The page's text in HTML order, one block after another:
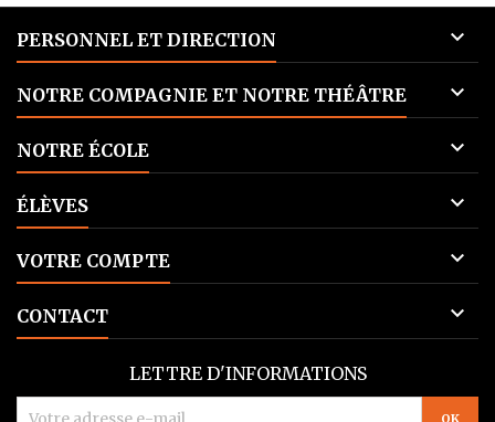
PERSONNEL ET DIRECTION 
NOTRE COMPAGNIE ET NOTRE THÉÂTRE 
NOTRE ÉCOLE 
ÉLÈVES 
VOTRE COMPTE 
CONTACT 
LETTRE D'INFORMATIONS